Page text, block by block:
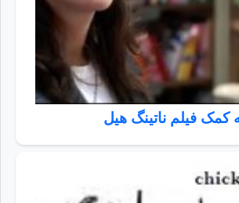
کمک فیلم ناتینگ هیل